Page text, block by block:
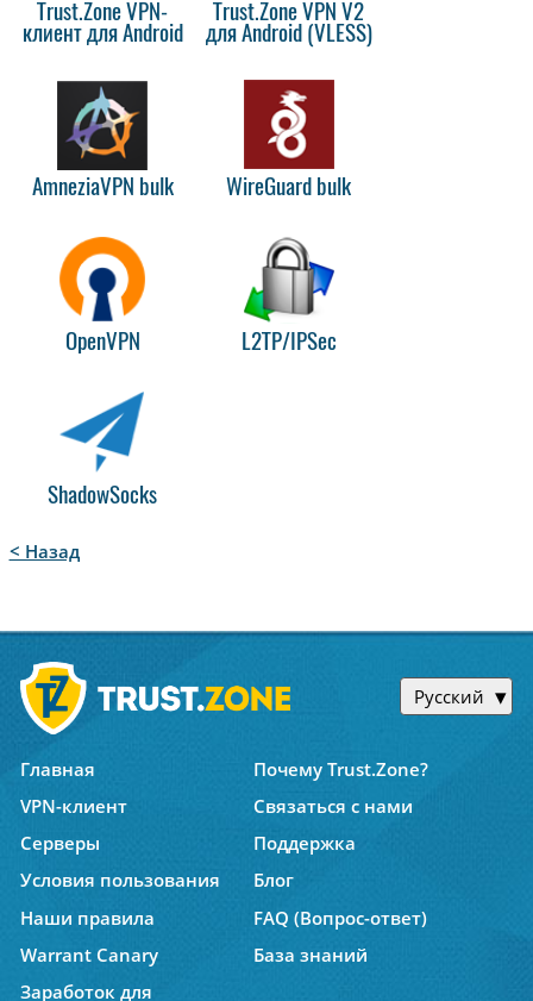
Trust.Zone VPN-
клиент для Android
Trust.Zone VPN V2
для Android (VLESS)
AmneziaVPN bulk WireGuard bulk
OpenVPN L2TP/IPSec
ShadowSocks
< Назад
Русский
Главная
Почему Trust.Zone?
VPN-клиент
Связаться с нами
Серверы
Поддержка
Условия пользования
Блог
Наши правила
FAQ (Вопрос-ответ)
Warrant Canary
База знаний
Заработок для